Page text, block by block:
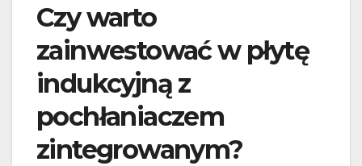
Czy warto
zainwestować w płytę
indukcyjną z
pochłaniaczem
zintegrowanym?